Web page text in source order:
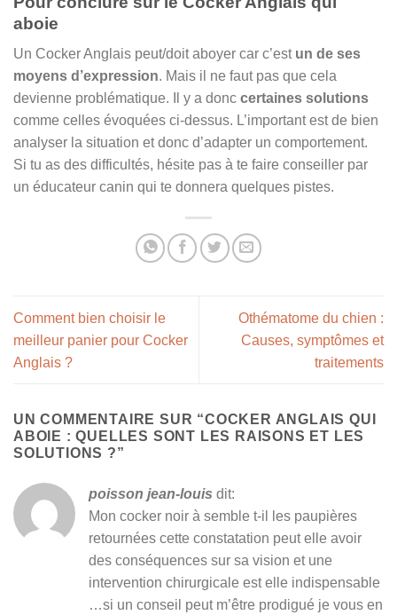
aboie
Un Cocker Anglais peut/doit aboyer car c’est un de ses
moyens d’expression. Mais il ne faut pas que cela
devienne problématique. Il y a donc certaines solutions
comme celles évoquées ci-dessus. L’important est de bien
analyser la situation et donc d’adapter un comportement.
Si tu as des difficultés, hésite pas à te faire conseiller par
un éducateur canin qui te donnera quelques pistes.
Comment bien choisir le
meilleur panier pour Cocker
Anglais ?
Othématome du chien :
Causes, symptômes et
traitements
UN COMMENTAIRE SUR “COCKER ANGLAIS QUI
ABOIE : QUELLES SONT LES RAISONS ET LES
SOLUTIONS ?”
poisson jean-louis dit:
Mon cocker noir à semble t-il les paupières
retournées cette constatation peut elle avoir
des conséquences sur sa vision et une
intervention chirurgicale est elle indispensable
…si un conseil peut m’être prodigué je vous en